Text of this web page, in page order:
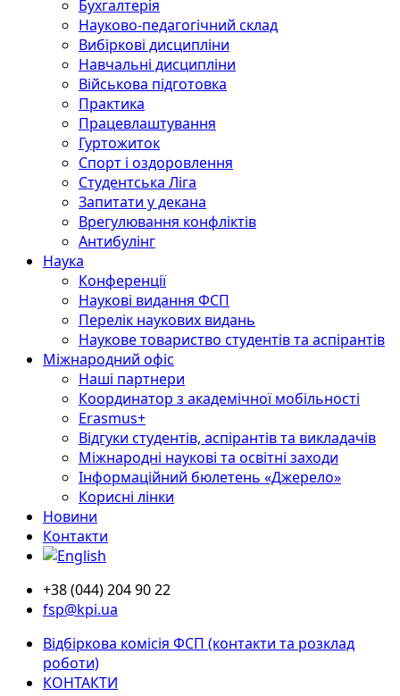
Бухгалтерія
Науково-педагогічний склад
Вибіркові дисципліни
Навчальні дисципліни
Військова підготовка
Практика
Працевлаштування
Гуртожиток
Спорт і оздоровлення
Студентська Ліга
Запитати у декана
Врегулювання конфліктів
Антибулінг
Наука
Конференції
Наукові видання ФСП
Перелік наукових видань
Наукове товариство студентів та аспірантів
Міжнародний офіс
Наші партнери
Координатор з академічної мобільності
Erasmus+
Відгуки студентів, аспірантів та викладачів
Міжнародні наукові та освітні заходи
Інформаційний бюлетень «Джерело»
Корисні лінки
Новини
Контакти
+38 (044) 204 90 22
fsp@kpi.ua
Відбіркова комісія ФСП (контакти та розклад
роботи)
КОНТАКТИ